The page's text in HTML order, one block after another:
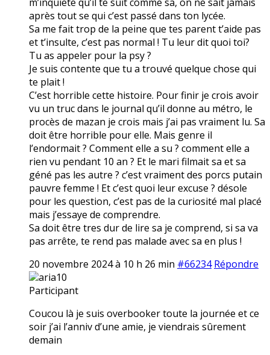
après tout se qui c’est passé dans ton lycée.
Sa me fait trop de la peine que tes parent t’aide pas
et t’insulte, c’est pas normal ! Tu leur dit quoi toi?
Tu as appeler pour la psy ?
Je suis contente que tu a trouvé quelque chose qui
te plait !
C’est horrible cette histoire. Pour finir je crois avoir
vu un truc dans le journal qu’il donne au métro, le
procès de mazan je crois mais j’ai pas vraiment lu. Sa
doit être horrible pour elle. Mais genre il
l’endormait ? Comment elle a su ? comment elle a
rien vu pendant 10 an ? Et le mari filmait sa et sa
géné pas les autre ? c’est vraiment des porcs putain
pauvre femme ! Et c’est quoi leur excuse ? désole
pour les question, c’est pas de la curiosité mal placé
mais j’essaye de comprendre.
Sa doit être tres dur de lire sa je comprend, si sa va
pas arrête, te rend pas malade avec sa en plus !
20 novembre 2024 à 10 h 26 min #66234 Répondre
aria10
Participant
Coucou là je suis overbooker toute la journée et ce
soir j’ai l’anniv d’une amie, je viendrais sûrement
demain